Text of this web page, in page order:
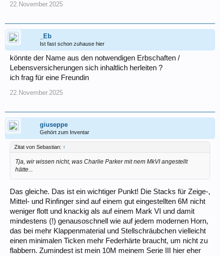
22.November.2025
_Eb
Ist fast schon zuhause hier
könnte der Name aus den notwendigen Erbschaften /
Lebensversicherungen sich inhaltlich herleiten ?
ich frag für eine Freundin
22.November.2025
giuseppe
Gehört zum Inventar
Zitat von Sebastian: ↑
Tja, wir wissen nicht, was Charlie Parker mit nem MkVI angestellt
hätte...
Das gleiche. Das ist ein wichtiger Punkt! Die Stacks für Zeige-,
Mittel- und Rinfinger sind auf einem gut eingestellten 6M nicht
weniger flott und knackig als auf einem Mark VI und damit
mindestens (!) genausoschnell wie auf jedem modernen Horn,
das bei mehr Klappenmaterial und Stellschräubchen vielleicht
einen minimalen Ticken mehr Federhärte braucht, um nicht zu
flabbern. Zumindest ist mein 10M meinem Serie III hier eher